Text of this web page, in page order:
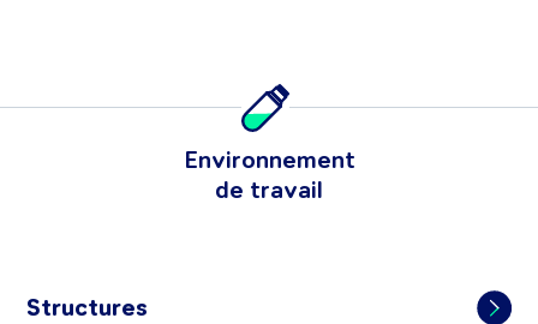
Environnement
de travail
Structures